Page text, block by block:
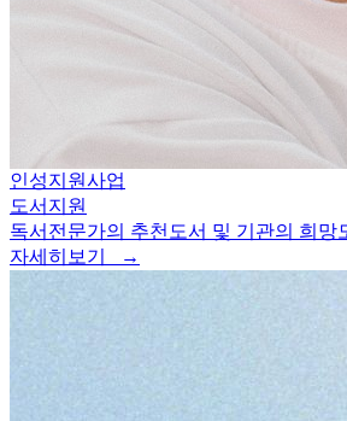
인성지원사업
도서지원
독서전문가의 추천도서 및 기관의 희
자세히보기 →